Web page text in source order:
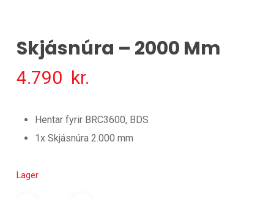
Skjásnúra – 2000 Mm
4.790 kr.
Hentar fyrir BRC3600, BDS
1x Skjásnúra 2.000 mm
Lager